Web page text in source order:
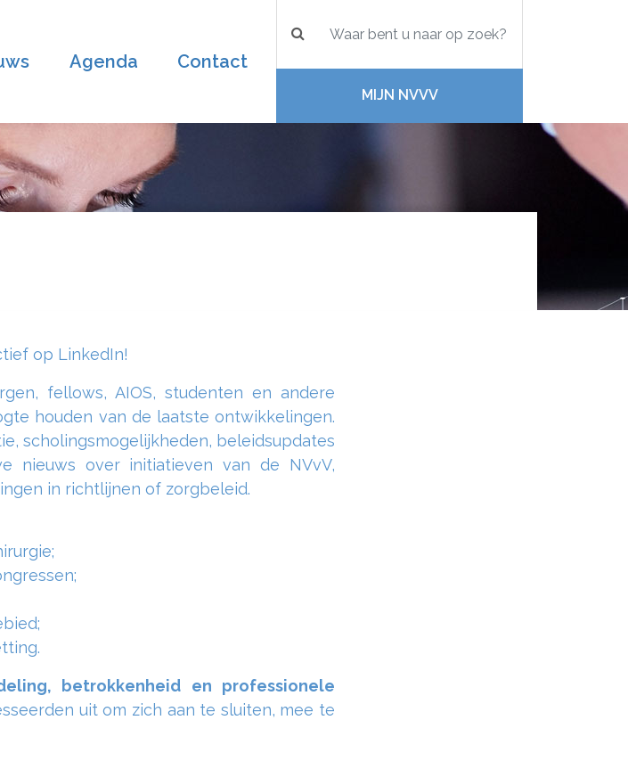
Agenda Contact
MIJN NVVV
op LinkedIn!
fellows, AIOS, studenten en andere
houden van de laatste ontwikkelingen.
scholingsmogelijkheden, beleidsupdates
nieuws over initiatieven van de NVvV,
in richtlijnen of zorgbeleid.
betrokkenheid en professionele
uit om zich aan te sluiten, mee te